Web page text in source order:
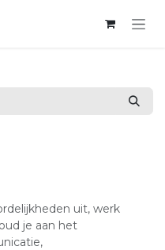
uit, werk
je aan het